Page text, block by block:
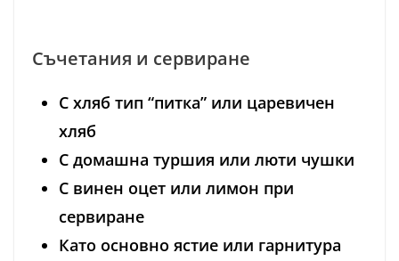
Съчетания и сервиране
С хляб тип “питка” или царевичен
хляб
С домашна туршия или люти чушки
С винен оцет или лимон при
сервиране
Като основно ястие или гарнитура